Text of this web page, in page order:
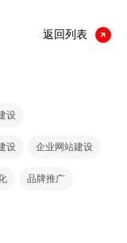
返回列表
设
设 企业网站建设
品牌推广